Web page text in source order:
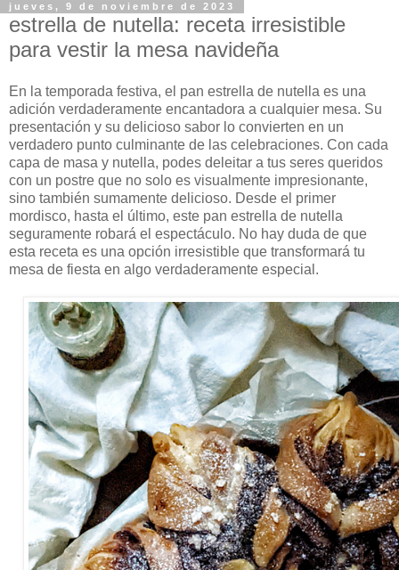
jueves, 9 de noviembre de 2023
estrella de nutella: receta irresistible
para vestir la mesa navideña
En la temporada festiva, el pan estrella de nutella es una
adición verdaderamente encantadora a cualquier mesa. Su
presentación y su delicioso sabor lo convierten en un
verdadero punto culminante de las celebraciones. Con cada
capa de masa y nutella, podes deleitar a tus seres queridos
con un postre que no solo es visualmente impresionante,
sino también sumamente delicioso. Desde el primer
mordisco, hasta el último, este pan estrella de nutella
seguramente robará el espectáculo. No hay duda de que
esta receta es una opción irresistible que transformará tu
mesa de fiesta en algo verdaderamente especial.